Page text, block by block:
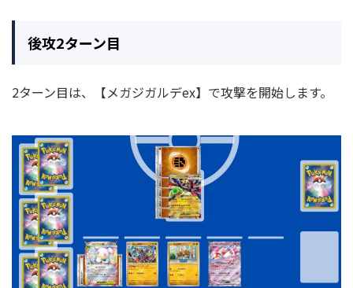
後攻2ターン目
2ターン目は、【メガジガルデex】で攻撃を開始します。